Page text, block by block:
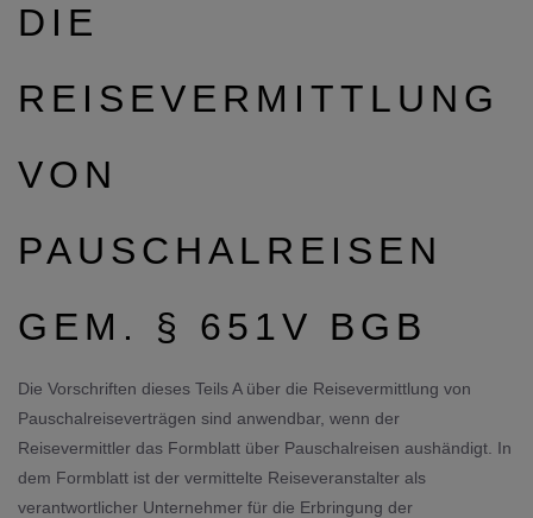
DIE
REISEVERMITTLUNG
VON
PAUSCHALREISEN
GEM. § 651V BGB
Die Vorschriften dieses Teils A über die Reisevermittlung von
Pauschalreiseverträgen sind anwendbar, wenn der
Reisevermittler das Formblatt über Pauschalreisen aushändigt. In
dem Formblatt ist der vermittelte Reiseveranstalter als
verantwortlicher Unternehmer für die Erbringung der